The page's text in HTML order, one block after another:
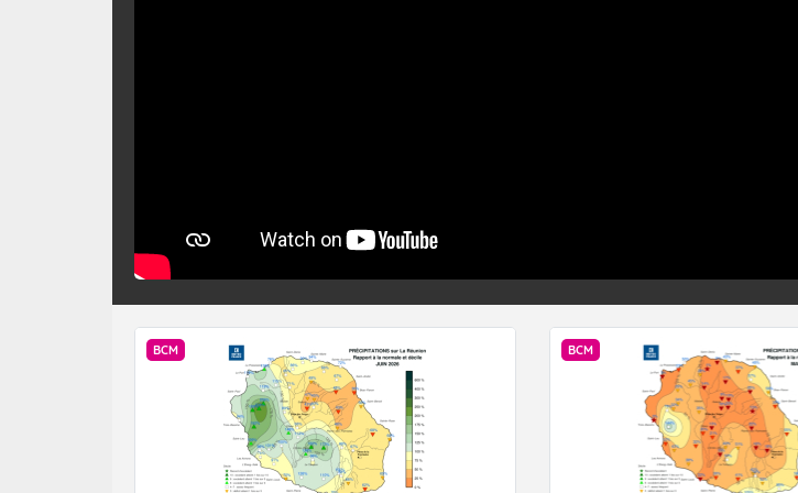
D’ici le début du mois de mai, les contraintes
systèmes devraient graduellement se relâcher. Avec
déplaçant d’ouest en est le long de l’équateur (la "MJO"),
les conditions pourraient même devenir plutôt favorables
centre et l’est du bassin. Les prévisions actuelles
reste modéré. Dans ces circonstances, les habitants des
Il s’agit là du dernier créneau de genèse cyclonique
vers l’hémisphère nord à partir de la mi-mai. Ce
passage définitif en configuration d’hiver austral pour notre
BCM BCM